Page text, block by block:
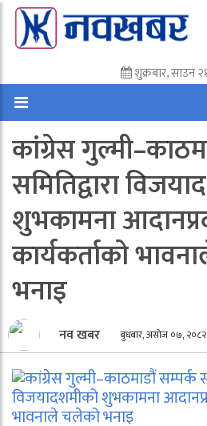
शुक्रबार, साउन
कांग्रेस
समितिद्वारा
शुभकामना
कार्यकर्ताको
भनाइ
नव खबर बुधबार, असोज ०७, २०८२